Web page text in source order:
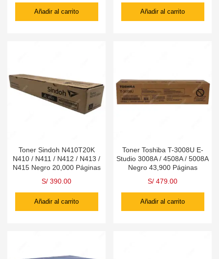
Añadir al carrito Añadir al carrito
Toner Sindoh N410T20K
N410 / N411 / N412 / N413 /
N415 Negro 20,000 Páginas
S/ 390.00
Añadir al carrito
Toner Toshiba T-3008U E-
Studio 3008A / 4508A / 5008A
Negro 43,900 Páginas
S/ 479.00
Añadir al carrito